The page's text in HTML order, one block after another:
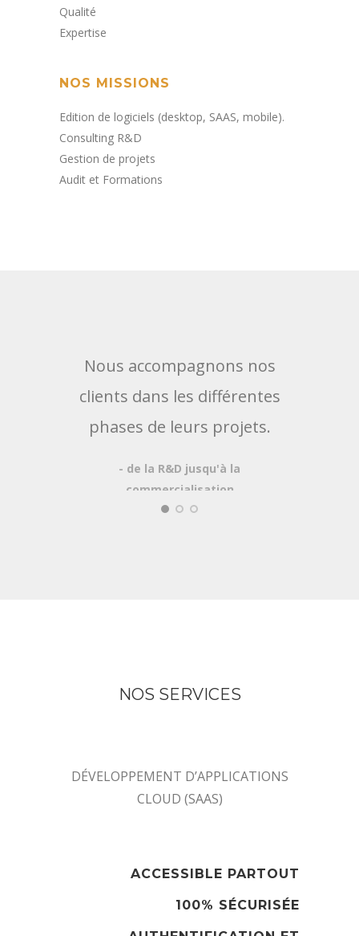
Qualité
Expertise
NOS MISSIONS
Edition de logiciels (desktop, SAAS, mobile).​
Consulting R&D
Gestion de projets​
Audit et Formations
Nous accompagnons nos
clients dans les différentes
phases de leurs projets.
- de la R&D jusqu'à la
commercialisation
NOS SERVICES
DÉVELOPPEMENT D’APPLICATIONS
CLOUD (SAAS)
ACCESSIBLE PARTOUT
100% SÉCURISÉE